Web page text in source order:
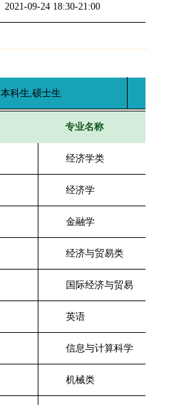
2021-09-24 18:30-21:00
本科生,硕士生
专业名称
经济学类
经济学
金融学
经济与贸易类
国际经济与贸易
英语
信息与计算科学
机械类